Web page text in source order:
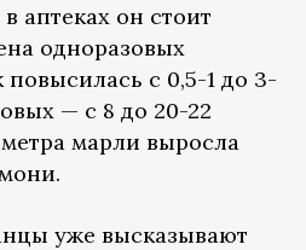
аптеках он стоит
одноразовых
с 0,5-1 до 3-
— с 8 до 20-22
марли выросла
уже высказывают